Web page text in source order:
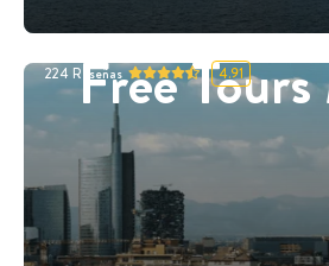
Free
224 Reseñas 4.91